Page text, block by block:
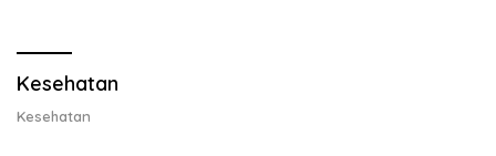
Kesehatan
Kesehatan